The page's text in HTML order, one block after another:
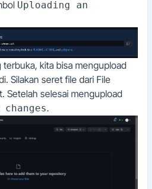
Uploading an
terbuka, kita bisa mengupload
Silakan seret file dari File
Setelah selesai mengupload
changes.